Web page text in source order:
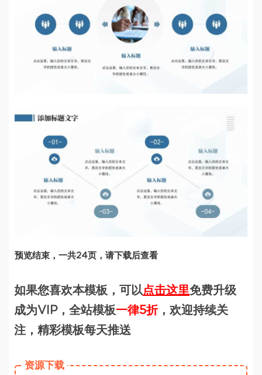
预览结束，一共24页，请下载后查看
如果您喜欢本模板，可以点击这里免费升级
成为VIP，全站模板一律5折，欢迎持续关
注，精彩模板每天推送
资源下载